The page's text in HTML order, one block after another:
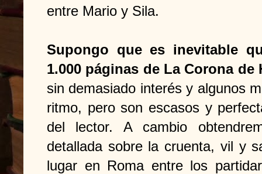
entre Mario y Sila.
Supongo que es inevitable
1.000 páginas de La Corona de
sin demasiado interés y algunos
ritmo, pero son escasos y
del lector. A cambio
detallada sobre la cruenta, vil y
lugar en Roma entre los